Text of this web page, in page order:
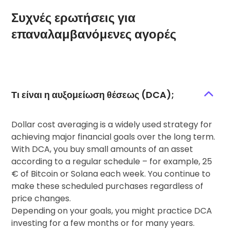
Συχνές ερωτήσεις για
επαναλαμβανόμενες αγορές
Τι είναι η αυξομείωση θέσεως (DCA);
Dollar cost averaging is a widely used strategy for
achieving major financial goals over the long term.
With DCA, you buy small amounts of an asset
according to a regular schedule – for example, 25
€ of Bitcoin or Solana each week. You continue to
make these scheduled purchases regardless of
price changes.
Depending on your goals, you might practice DCA
investing for a few months or for many years.